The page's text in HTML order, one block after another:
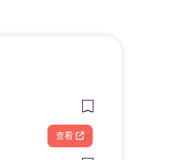
查看